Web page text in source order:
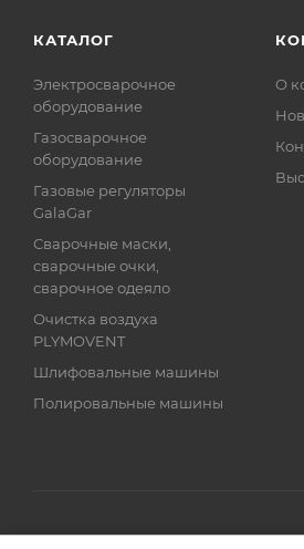
КАТАЛОГ
Электросварочное
оборудование
Газосварочное
оборудование
Газовые регуляторы
GalaGar
Сварочные маски,
сварочные очки,
сварочное одеяло
Очистка воздуха
PLYMOVENT
Шлифовальные машины
Полировальные машины
О